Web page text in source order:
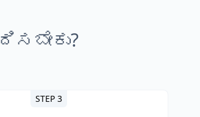
STEP 3